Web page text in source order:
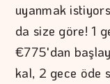
uyanmak
da size göre! 1
€775'dan
kal, 2 gece öde